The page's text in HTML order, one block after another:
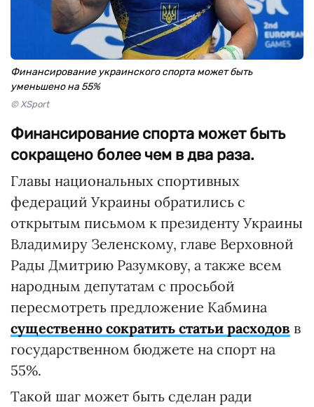
Финансирование украинского спорта может быть
уменьшено на 55%
© XSport
Финансирование спорта может быть
сокращено более чем в два раза.
Главы национальных спортивных
федераций Украины обратились с
открытым письмом к президенту Украины
Владимиру Зеленскому, главе Верховной
Рады Дмитрию Разумкову, а также всем
народным депутатам с просьбой
пересмотреть предложение Кабмина
существенно сократить статьи расходов в
государственном бюджете на спорт на
55%.
Такой шаг может быть сделан ради